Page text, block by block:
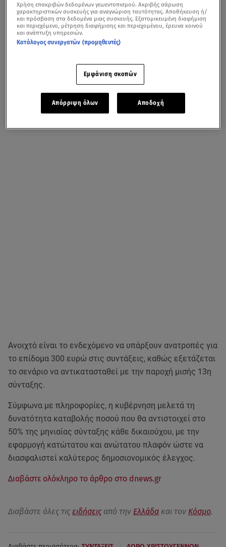
Ανοιχτό είναι το ενδεχόμενο να υπάρξουν ανατροπές για
το επίδομα 300 ευρώ στις συντάξεις, καθώς εξετάζεται
το σενάριο να αντικατασταθεί με την παροχή μισής 13η
σύνταξης.
Σύμφωνα με πληροφορίες, η κυβέρνηση μελετά τη
δυνατότητα καταβολής ποσού που θα αντιστοιχεί στο
50% της μηνιαίας σύνταξης κάθε δικαιούχου, με την
εφαρμογή κατώτατου και ανώτατου πλαφόν ώστε να
διασφαλιστεί καλύτερος δημοσιονομικός έλεγχος.
Διαβάστε ολόκληρο το άρθρο στο dnews.gr
Διαβάστε όλες τις ειδήσεις από την Ελλάδα και τον Κόσμο.
Χρήση επακριβών δεδομένων γεωεντοπισμού. Ακριβής σάρωση
χαρακτηριστικών συσκευής για αναγνώριση ταυτότητας. Αποθήκευση ή/
και πρόσβαση στα δεδομένα μιας συσκευής. Εξατομικευμένη διαφήμιση
και περιεχόμενο, μέτρηση διαφήμισης και περιεχομένου, έρευνα κοινού
και ανάπτυξη υπηρεσιών.
Κατάλογος συνεργατών (προμηθευτές)
Εμφάνιση σκοπών
Απόρριψη όλων Αποδοχή